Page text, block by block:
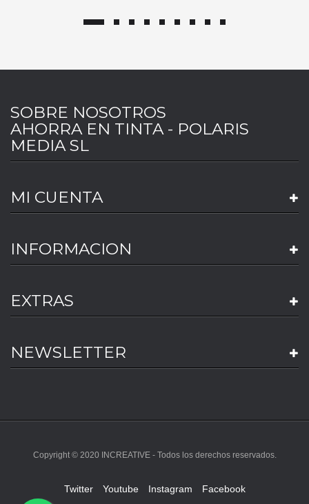
SOBRE NOSOTROS
AHORRA EN TINTA - POLARIS
MEDIA SL
MI CUENTA
INFORMACION
EXTRAS
NEWSLETTER
Copyright © 2020 INCREATIVE - Todos los derechos reservados.
Twitter Youtube Instagram Facebook